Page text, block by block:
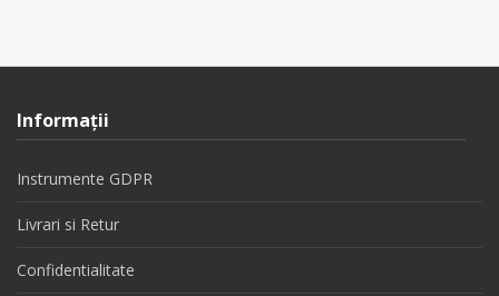
Informaţii
Instrumente GDPR
Livrari si Retur
Confidentialitate